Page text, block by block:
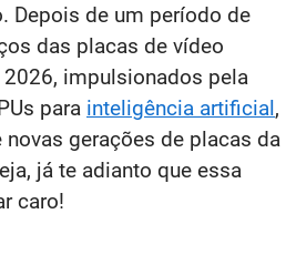
Depois de um período de
das placas de vídeo
impulsionados pela
para inteligência artificial,
gerações de placas da
já te adianto que essa
caro!